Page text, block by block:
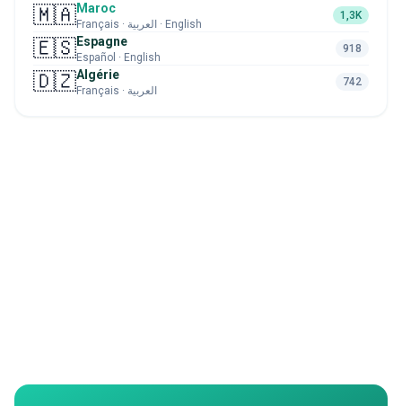
🇲🇦Maroc
Français · العربية · English
1,3K
🇪🇸Espagne
Español · English
918
🇩🇿Algérie
Français · العربية
742